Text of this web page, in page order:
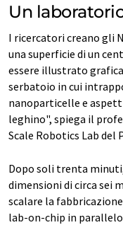
Un
I ricercatori creano gli
una superficie di un
essere illustrato
serbatoio in cui
nanoparticelle e
leghino", spiega il
Scale Robotics Lab del
Dopo soli trenta
dimensioni di circa sei
scalare la
lab-on-chip in